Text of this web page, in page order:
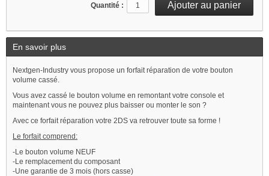
Quantité :
En savoir plus
Nextgen-Industry vous propose un forfait réparation de votre bouton
volume cassé.
Vous avez cassé le bouton volume en remontant votre console et
maintenant vous ne pouvez plus baisser ou monter le son ?
Avec ce forfait réparation votre 2DS va retrouver toute sa forme !
Le forfait comprend:
-Le bouton volume NEUF
-Le remplacement du composant
-Une garantie de 3 mois (hors casse)